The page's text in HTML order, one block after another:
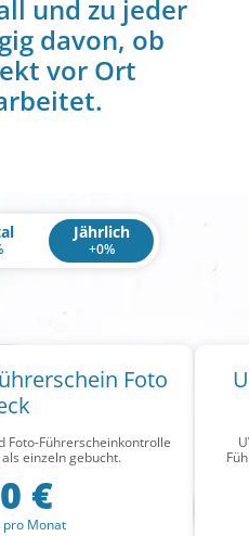
und zu jeder
davon, ob
vor Ort
Jährlich
+0%
Foto
Foto-Führerscheinkontrolle
einzeln gebucht.
€
pro Monat